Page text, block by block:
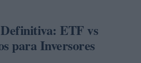
ETF vs
para Inversores